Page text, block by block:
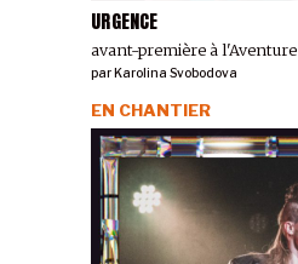
URGENCE
avant-première à l'Aventure
par Karolina Svobodova
EN CHANTIER